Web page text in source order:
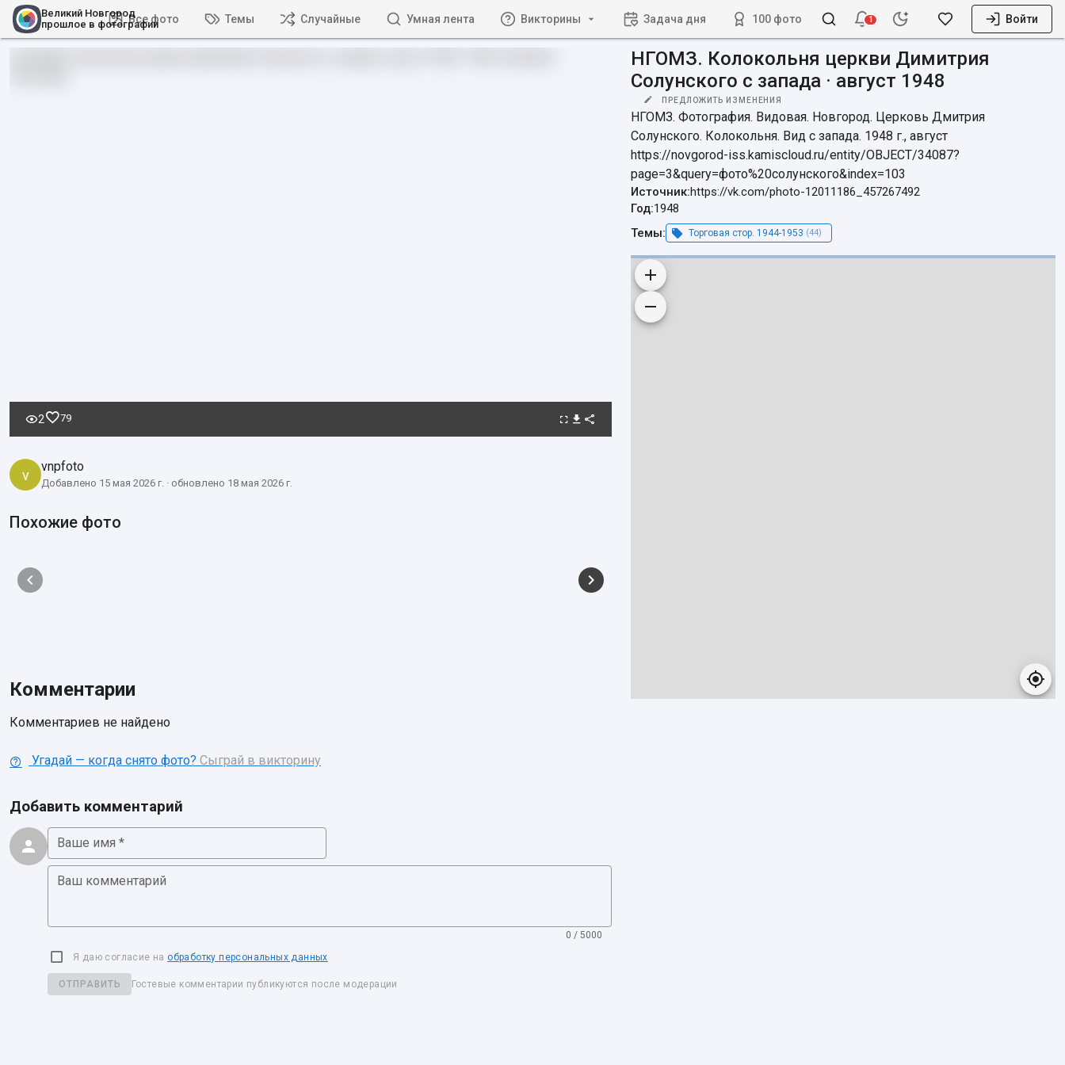
Великий Новгород
прошлое в фотографии
Все фото Темы Случайные Умная лента Викторины Задача дня 100 фото 1 Войти
2 79
v vnpfoto
Добавлено 15 мая 2026 г. · обновлено 18 мая 2026 г.
Похожие фото
Комментарии
Комментариев не найдено
Угадай — когда снято фото? Сыграй в викторину
Добавить комментарий
Ваше имя *
Ваш комментарий
0 / 5000
Я даю согласие на обработку персональных данных
ОТПРАВИТЬ Гостевые комментарии публикуются после модерации
НГОМЗ. Колокольня церкви Димитрия
Солунского с запада · август 1948
ПРЕДЛОЖИТЬ ИЗМЕНЕНИЯ
НГОМЗ. Фотография. Видовая. Новгород. Церковь Дмитрия
Солунского. Колокольня. Вид с запада. 1948 г., август
https://novgorod-iss.kamiscloud.ru/entity/OBJECT/34087?
page=3&query=фото%20солунского&index=103
Источник:https://vk.com/photo-12011186_457267492
Год:1948
Темы:
Торговая стор. 1944-1953 (44)